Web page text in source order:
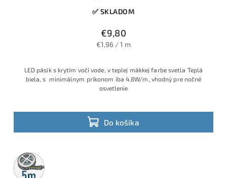
✅ SKLADOM
€9,80
€1,96 / 1 m
Do košíka
LED pásik s krytím voči vode, v teplej mäkkej farbe svetla Teplá
biela, s minimálnym príkonom iba 4,8W/m, vhodný pre nočné
osvetlenie
5m
rolka